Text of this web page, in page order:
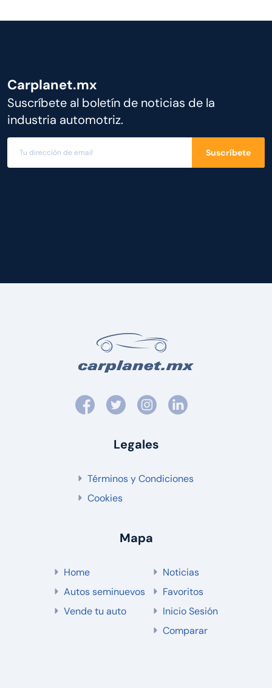
Carplanet.mx
Suscríbete al boletín de noticias de la
industria automotriz.
Suscríbete
Legales
Términos y Condiciones
Cookies
Mapa
Home
Autos seminuevos
Vende tu auto
Noticias
Favoritos
Inicio Sesión
Comparar